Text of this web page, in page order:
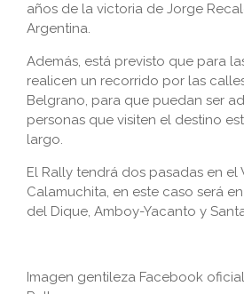
años de la victoria de Jorge
Argentina.
Además, está previsto que para
realicen un recorrido por las
Belgrano, para que puedan ser
personas que visiten el destino
largo.
El Rally tendrá dos pasadas en el
Calamuchita, en este caso será
del Dique, Amboy-Yacanto y
Imagen gentileza Facebook